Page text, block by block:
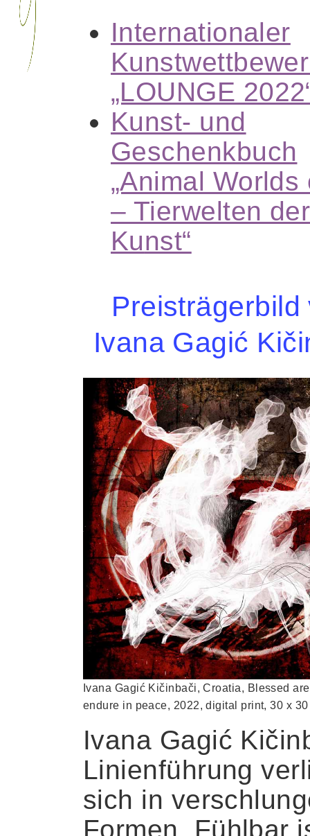
Internationaler
„LOUNGE
Kunst- und
Geschenkbuch
„Animal Worlds
– Tierwelten der
Kunst“
Preisträgerbild
Ivana Gagić
Ivana Gagić Kičinbači, Croatia, Blessed
endure in peace, 2022, digital print, 30 x 30
Ivana Gagić
Linienführung
sich in
Formen. Fühlbar